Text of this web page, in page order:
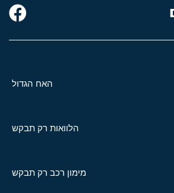
האח הגדול
הלוואות רק תבקש
מימון רכב רק תבקש